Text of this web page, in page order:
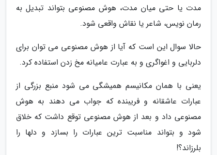
مدت یا حتی میان مدت، هوش مصنوعی بتواند تبدیل به
رمان نویس، شاعر یا نقاش واقعی شود.
حالا سوال این است که آیا از هوش مصنوعی می توان برای
دلربایی و اغواگری و به عبارت عامیانه مخ زدن استفاده کرد.
یعنی با همان مکانیسم همیشگی می شود منبع بزرگی از
عبارات عاشقانه و فریبنده که جواب می دهند به هوش
مصنوعی داد و بعد از هوش مصنوعی توقع داشت که خلاق
شود و بتواند مناسبت ترین عبارات را بسازد و دلها را
بلرزاند؟!